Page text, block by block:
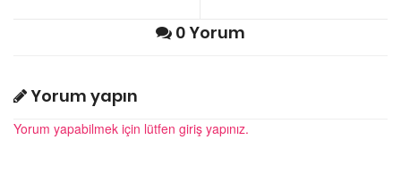
0 Yorum
Yorum yapın
Yorum yapabilmek için lütfen giriş yapınız.